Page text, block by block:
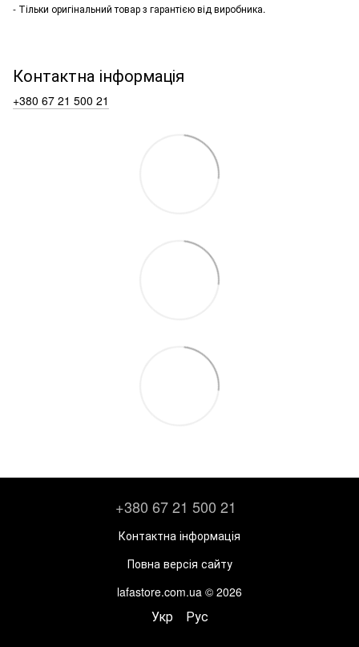
- Тільки оригінальний товар з гарантією від виробника.
Контактна інформація
+380 67 21 500 21
+380 67 21 500 21
Контактна інформація
Повна версія сайту
lafastore.com.ua © 2026
Укр Рус